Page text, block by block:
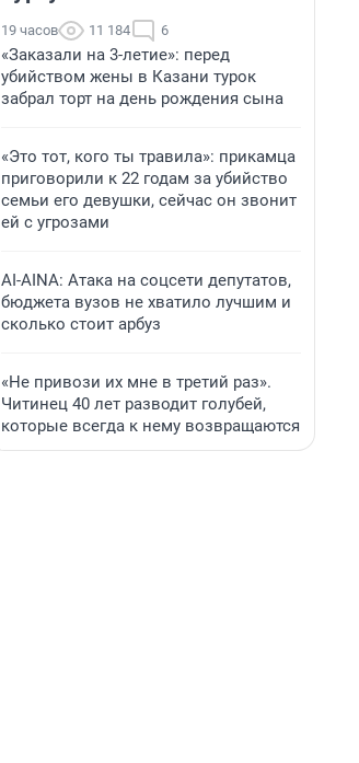
19 часов 11 184 6
«Заказали на 3-летие»: перед
убийством жены в Казани турок
забрал торт на день рождения сына
«Это тот, кого ты травила»: прикамца
приговорили к 22 годам за убийство
семьи его девушки, сейчас он звонит
ей с угрозами
AI-AINA: Атака на соцсети депутатов,
бюджета вузов не хватило лучшим и
сколько стоит арбуз
«Не привози их мне в третий раз».
Читинец 40 лет разводит голубей,
которые всегда к нему возвращаются